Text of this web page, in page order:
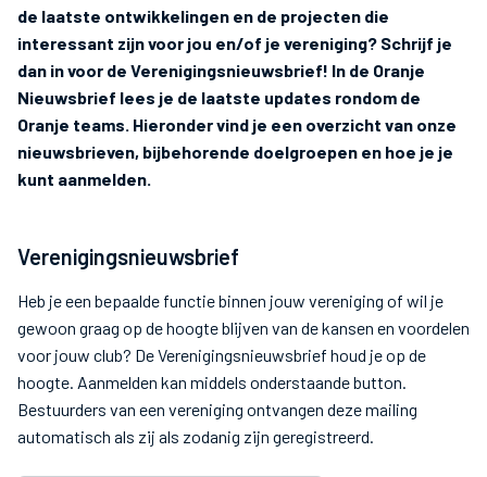
de laatste ontwikkelingen en de projecten die
interessant zijn voor jou en/of je vereniging? Schrijf je
dan in voor de Verenigingsnieuwsbrief! In de Oranje
Nieuwsbrief lees je de laatste updates rondom de
Oranje teams. Hieronder vind je een overzicht van onze
nieuwsbrieven, bijbehorende doelgroepen en hoe je je
kunt aanmelden.
Verenigingsnieuwsbrief
Heb je een bepaalde functie binnen jouw vereniging of wil je
gewoon graag op de hoogte blijven van de kansen en voordelen
voor jouw club? De Verenigingsnieuwsbrief houd je op de
hoogte. Aanmelden kan middels onderstaande button.
Bestuurders van een vereniging ontvangen deze mailing
automatisch als zij als zodanig zijn geregistreerd.